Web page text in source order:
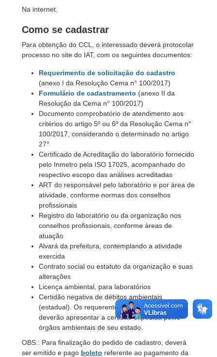
Na internet.
Como se cadastrar
Para obtenção do CCL, o interessado deverá protocolar
processo no site do IAT, com os seguintes documentos:
Requerimento de solicitação do cadastro
(anexo I da Resolução Cema n° 100/2017)
Formulário de cadastramento (anexo II da
Resolução da Cema n° 100/2017)
Documento comprobatório de atendimento aos
critérios do artigo 5º ou 6º da Resolução Cema n°
100/2017, considerando o determinado no artigo
27°
Certificado de Acreditação do laboratório fornecido
pelo Inmetro pela ISO 17025, acompanhado do
respectivo escopo das análises acreditadas
ART do responsável pelo laboratório e por área de
atividade, conforme normas dos conselhos
profissionais
Registro do laboratório ou da organização nos
conselhos profissionais, conforme áreas de
atuação
Alvará da prefeitura, contemplando a atividade
exercida
Contrato social ou estatuto da organização e suas
alterações
Licença ambiental, para laboratórios
Certidão negativa de débitos ambientais
(estadual). Os requerentes de outros estados
deverão apresentar a certidão expedida pelos
órgãos ambientais de seu estado.
OBS.: Para finalização do pedido de cadastro, deverá
ser emitido e pago boleto referente ao pagamento da